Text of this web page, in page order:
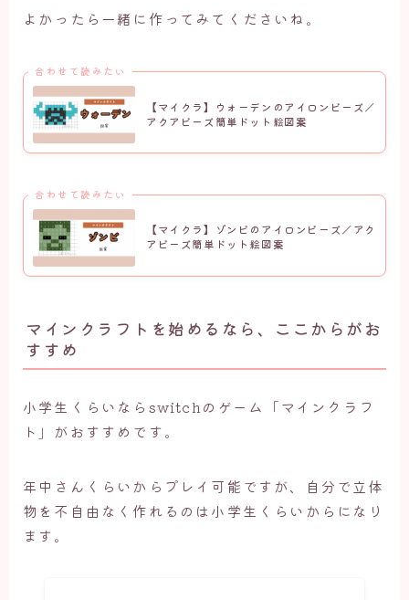
よかったら一緒に作ってみてくださいね。
合わせて読みたい
【マイクラ】ウォーデンのアイロンビーズ／
アクアビーズ簡単ドット絵図案
合わせて読みたい
【マイクラ】ゾンビのアイロンビーズ／アク
アビーズ簡単ドット絵図案
マインクラフトを始めるなら、ここからがお
すすめ
小学生くらいならswitchのゲーム「マインクラフ
ト」がおすすめです。
年中さんくらいからプレイ可能ですが、自分で立体
物を不自由なく作れるのは小学生くらいからになり
ます。